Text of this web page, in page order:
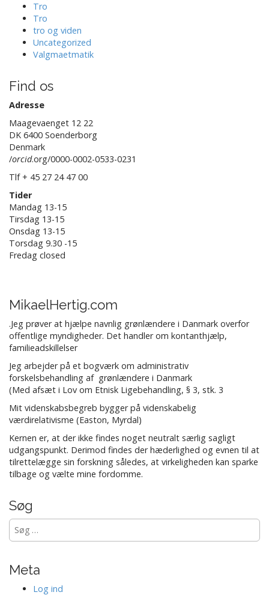
Tro
Tro
tro og viden
Uncategorized
Valgmaetmatik
Find os
Adresse
Maagevaenget 12 22
DK 6400 Soenderborg
Denmark
/orcid.org/0000-0002-0533-0231
Tlf + 45 27 24 47 00
Tider
Mandag 13-15
Tirsdag 13-15
Onsdag 13-15
Torsdag 9.30 -15
Fredag closed
MikaelHertig.com
.Jeg prøver at hjælpe navnlig grønlændere i Danmark overfor
offentlige myndigheder. Det handler om kontanthjælp,
familieadskillelser
Jeg arbejder på et bogværk om administrativ
forskelsbehandling af grønlændere i Danmark
(Med afsæt i Lov om Etnisk Ligebehandling, § 3, stk. 3
Mit videnskabsbegreb bygger på videnskabelig
værdirelativisme (Easton, Myrdal)
Kernen er, at der ikke findes noget neutralt særlig sagligt
udgangspunkt. Derimod findes der hæderlighed og evnen til at
tilrettelægge sin forskning således, at virkeligheden kan sparke
tilbage og vælte mine fordomme.
Søg
Søg
efter:
Meta
Log ind